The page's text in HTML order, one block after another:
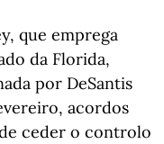
que emprega
da Florida,
por DeSantis
acordos
ceder o controlo